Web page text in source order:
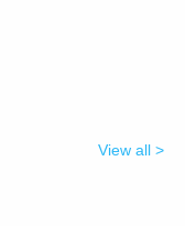
View all >